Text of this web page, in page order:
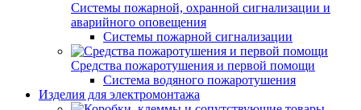
Системы пожарной, охранной сигнализации и
аварийного оповещения
Системы пожарной сигнализации
Средства пожаротушения и первой помощи
Система водяного пожаротушения
Изделия для электромонтажа